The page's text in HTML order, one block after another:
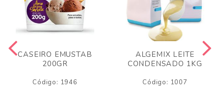
CASEIRO EMUSTAB
200GR
Código: 1946
ALGEMIX LEITE
CONDENSADO 1KG
Código: 1007